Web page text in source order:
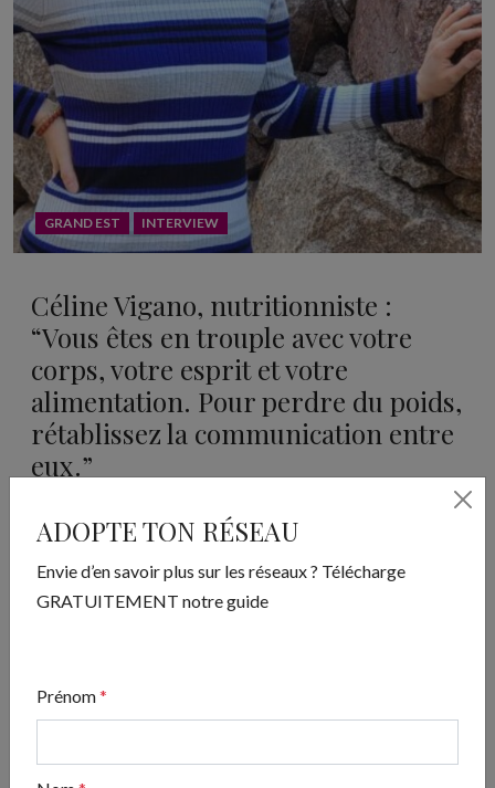
ADOPTE TON RÉSEAU
Envie d’en savoir plus sur les réseaux ? Télécharge
GRATUITEMENT notre guide
Prénom*
GRAND EST INTERVIEW
Céline Vigano, nutritionniste :
“Vous êtes en trouple avec votre
corps, votre esprit et votre
alimentation. Pour perdre du poids,
rétablissez la communication entre
eux.”